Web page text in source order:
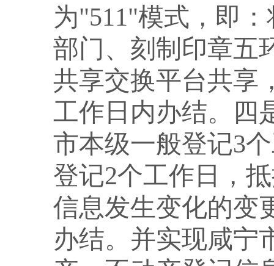
为"511"模式，即
部门、刻制印章五
共享交换平台共享
工作日内办结。四
市本级一般登记3
登记2个工作日，
信息发生变化的变
办结。并实现咸宁